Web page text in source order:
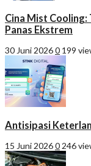
Cina Mist
Panas Ekstrem
30 Juni 20260 199
Antisipasi
15 Juni 20260 246